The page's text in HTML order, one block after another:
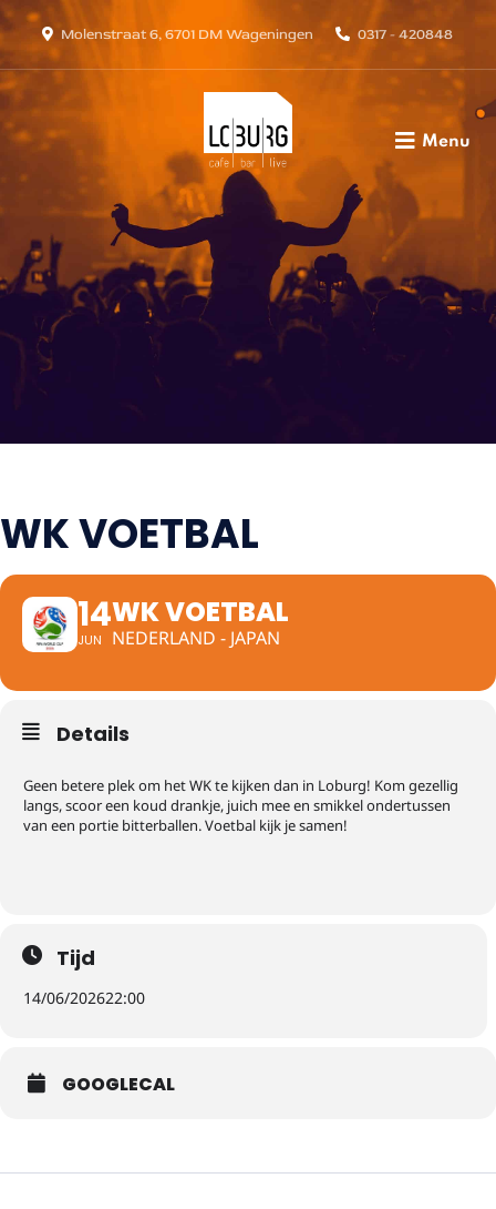
Molenstraat 6, 6701 DM Wageningen 0317 - 420848
Menu
WK VOETBAL
14
JUN
WK VOETBAL
NEDERLAND - JAPAN
Details
Geen betere plek om het WK te kijken dan in Loburg! Kom gezellig
langs, scoor een koud drankje, juich mee en smikkel ondertussen
van een portie bitterballen. Voetbal kijk je samen!
Tijd
14/06/202622:00
GOOGLECAL